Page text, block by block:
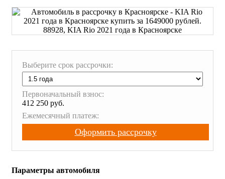
Выберите срок рассрочки:
Первоначальный взнос:
412 250 руб.
Ежемесячный платеж:
Оформить рассрочку
Параметры автомобиля